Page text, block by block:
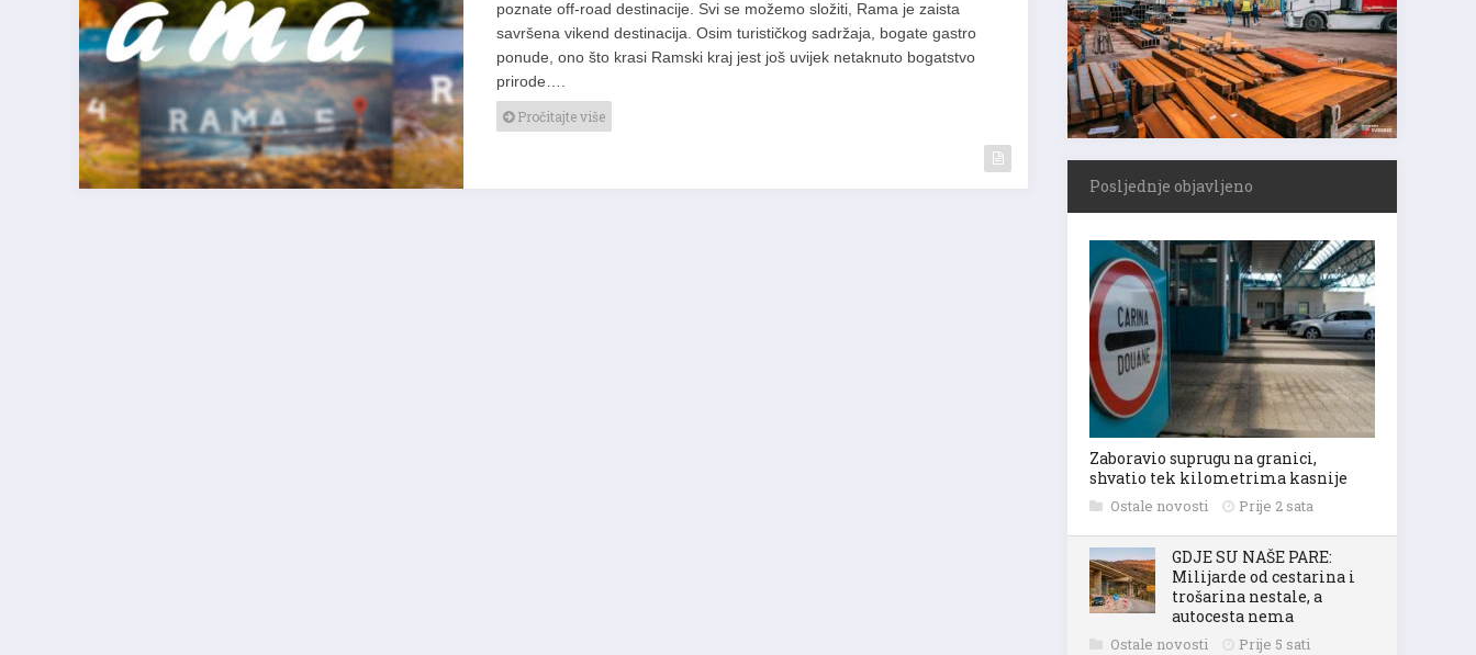
poznate off-road destinacije. Svi se možemo složiti, Rama je zaista
savršena vikend destinacija. Osim turističkog sadržaja, bogate gastro
ponude, ono što krasi Ramski kraj jest još uvijek netaknuto bogatstvo
prirode….
Pročitajte više
Posljednje objavljeno
Zaboravio suprugu na granici,
shvatio tek kilometrima kasnije
Ostale novosti Prije 2 sata
GDJE SU NAŠE PARE:
Milijarde od cestarina i
trošarina nestale, a
autocesta nema
Ostale novosti Prije 5 sati